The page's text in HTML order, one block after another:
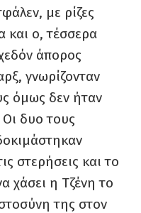
με ρίζες
και ο, τέσσερα
άπορος
γνωρίζονταν
όμως δεν ήταν
δυο τους
στερήσεις και το
χάσει η Τζένη το
της στον